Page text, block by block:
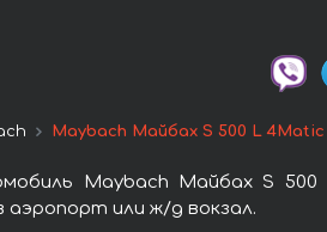
Maybach Майбах S 500 L 4Matic
Maybach Майбах S
или ж/д вокзал.